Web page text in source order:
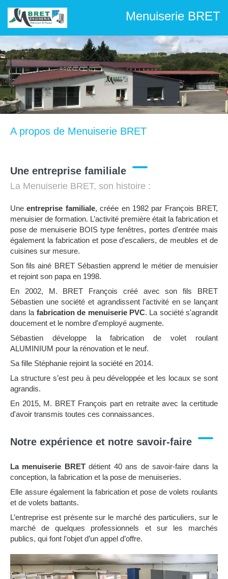
Menuiserie BRET
A propos de Menuiserie BRET
Une entreprise familiale
La Menuiserie BRET, son histoire :
Uneentreprise familiale, créée en 1982 par François BRET,
menuisier de formation. L’activité première était la fabrication et
pose de menuiserie BOIS type fenêtres, portes d'entrée mais
également la fabrication et pose d’escaliers, de meubles et de
cuisines sur mesure.
Son fils ainé BRET Sébastien apprend le métier de menuisier
et rejoint son papa en 1998.
En 2002, M. BRET François créé avec son fils BRET
Sébastien une société et agrandissent l’activité en se lançant
dans la fabrication de menuiserie PVC. La société s'agrandit
doucement et le nombre d'employé augmente.
Sébastien développe la fabrication de volet roulant
ALUMINIUM pour la rénovation et le neuf.
Sa fille Stéphanie rejoint la société en 2014.
La structure s’est peu à peu développée et les locaux se sont
agrandis.
En 2015, M. BRET François part en retraite avec la certitude
d'avoir transmis toutes ces connaissances.
Notre expérience et notre savoir-faire
La menuiserie BRETdétient 40 ans de savoir-faire dans la
conception, la fabrication et la pose de menuiseries.
Elle assure également la fabrication et pose de volets roulants
et de volets battants.
L’entreprise est présente sur le marché des particuliers, sur le
marché de quelques professionnels et sur les marchés
publics, qui font l’objet d’un appel d’offre.